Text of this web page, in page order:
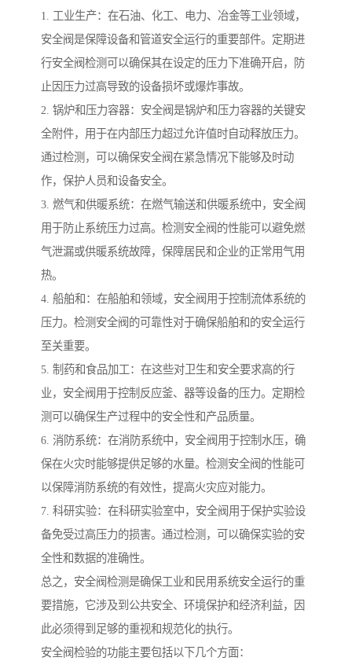
1. 工业生产：在石油、化工、电力、冶金等工业领域，
安全阀是保障设备和管道安全运行的重要部件。定期进
行安全阀检测可以确保其在设定的压力下准确开启，防
止因压力过高导致的设备损坏或爆炸事故。
2. 锅炉和压力容器：安全阀是锅炉和压力容器的关键安
全附件，用于在内部压力超过允许值时自动释放压力。
通过检测，可以确保安全阀在紧急情况下能够及时动
作，保护人员和设备安全。
3. 燃气和供暖系统：在燃气输送和供暖系统中，安全阀
用于防止系统压力过高。检测安全阀的性能可以避免燃
气泄漏或供暖系统故障，保障居民和企业的正常用气用
热。
4. 船舶和：在船舶和领域，安全阀用于控制流体系统的
压力。检测安全阀的可靠性对于确保船舶和的安全运行
至关重要。
5. 制药和食品加工：在这些对卫生和安全要求高的行
业，安全阀用于控制反应釜、器等设备的压力。定期检
测可以确保生产过程中的安全性和产品质量。
6. 消防系统：在消防系统中，安全阀用于控制水压，确
保在火灾时能够提供足够的水量。检测安全阀的性能可
以保障消防系统的有效性，提高火灾应对能力。
7. 科研实验：在科研实验室中，安全阀用于保护实验设
备免受过高压力的损害。通过检测，可以确保实验的安
全性和数据的准确性。
总之，安全阀检测是确保工业和民用系统安全运行的重
要措施，它涉及到公共安全、环境保护和经济利益，因
此必须得到足够的重视和规范化的执行。
安全阀检验的功能主要包括以下几个方面：